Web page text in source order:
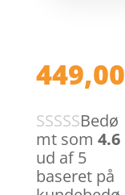
449,00
Bedø
mt som 4.6
ud af 5
baseret på